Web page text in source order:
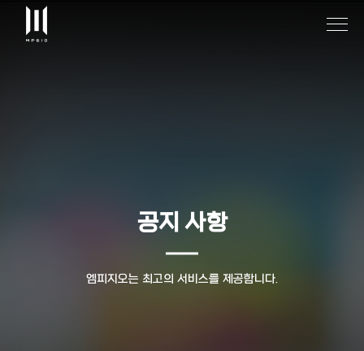
공지 사항
엠피지오는 최고의 서비스를 제공합니다.